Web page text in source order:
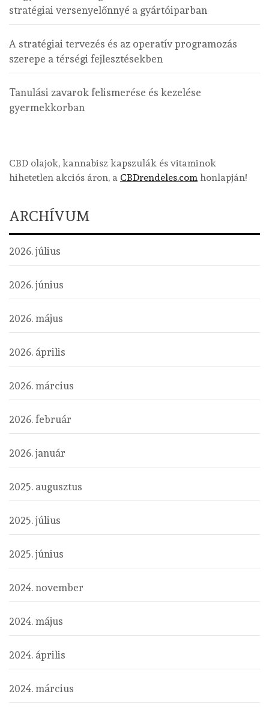
stratégiai versenyelőnnyé a gyártóiparban
A stratégiai tervezés és az operatív programozás
szerepe a térségi fejlesztésekben
Tanulási zavarok felismerése és kezelése
gyermekkorban
CBD olajok, kannabisz kapszulák és vitaminok
hihetetlen akciós áron, a CBDrendeles.com honlapján!
ARCHÍVUM
2026. július
2026. június
2026. május
2026. április
2026. március
2026. február
2026. január
2025. augusztus
2025. július
2025. június
2024. november
2024. május
2024. április
2024. március